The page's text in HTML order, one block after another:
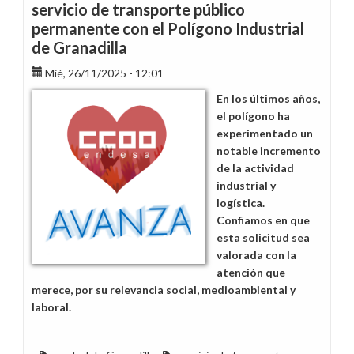
servicio de transporte público
permanente con el Polígono Industrial
de Granadilla
Mié, 26/11/2025 - 12:01
En los últimos años,
el polígono ha
experimentado un
notable incremento
de la actividad
industrial y
logística.
Confiamos en que
esta solicitud sea
valorada con la
atención que
merece, por su relevancia social, medioambiental y
laboral.